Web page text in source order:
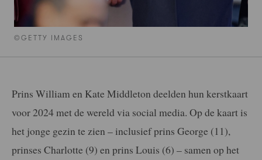
©GETTY IMAGES
Prins William en Kate Middleton deelden hun kerstkaart
voor 2024 met de wereld via social media. Op de kaart is
het jonge gezin te zien – inclusief prins George (11),
prinses Charlotte (9) en prins Louis (6) – samen op het